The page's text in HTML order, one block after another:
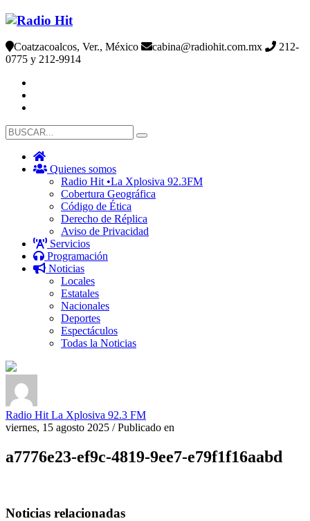
Coatzacoalcos, Ver., México cabina@radiohit.com.mx
212-
0775 y 212-9914
Quienes somos
Radio Hit •La Xplosiva 92.3FM
Cobertura Geográfica
Código de Ética
Derecho de Réplica
Aviso de Privacidad
Servicios
Programación
Noticias
Locales
Estatales
Nacionales
Deportes
Espectáculos
Todas la Noticias
Radio Hit La Xplosiva 92.3 FM
viernes, 15 agosto 2025 /Publicado en
a7776e23-ef9c-4819-9ee7-e79f1f16aabd
Noticias relacionadas